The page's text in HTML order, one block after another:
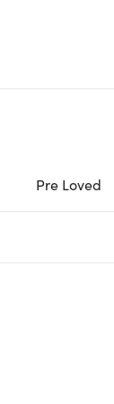
Pre Loved